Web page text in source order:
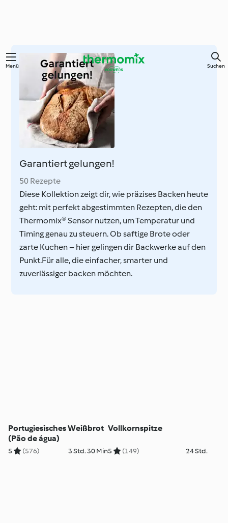
Zum
Hauptinhalt
Menü Suchen
Garantiert gelungen!
50 Rezepte
Diese Kollektion zeigt dir, wie präzises Backen heute
geht: mit perfekt abgestimmten Rezepten, die den
Thermomix® Sensor nutzen, um Temperatur und
Timing genau zu steuern. Ob saftige Brote oder
zarte Kuchen – hier gelingen dir Backwerke auf den
Punkt.Für alle, die einfacher, smarter und
zuverlässiger backen möchten.
Portugiesisches Weißbrot
(Pão de água)
5 (576) 3 Std. 30 Min
Vollkornspitze
5 (149) 24 Std.